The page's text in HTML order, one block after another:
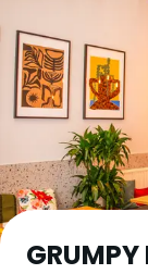
GRUMPY